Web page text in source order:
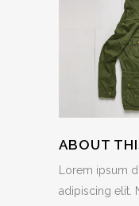
ABOUT
Lorem ipsum
adipiscing elit.